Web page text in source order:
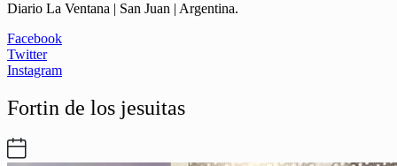
Diario La Ventana | San Juan | Argentina.
Facebook
Twitter
Instagram
Fortin de los jesuitas